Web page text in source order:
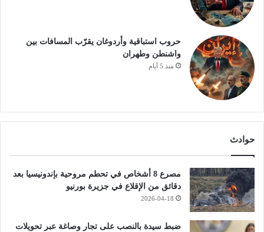
حروب استباقية وأردوغان يقرّب المسافات بين
واشنطن وطهران
منذ 5 أيام
حوادث
مصرع 8 أشخاص في تحطم مروحية بإندونيسيا بعد
دقائق من الإقلاع في جزيرة بورنيو
2026-04-18
ضبط سيدة بالنصب على تجار وصاغة عبر تحويلات